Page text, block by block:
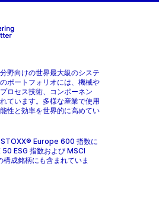
野向けの世界最大級のシステ
ポートフォリオには、機械や
ロセス技術、コンポーネン
ています。多様な産業で使用
性と効率を世界的に高めてい
STOXX® Europe 600 指数に
ESG 指数および MSCI
成銘柄にも含まれていま